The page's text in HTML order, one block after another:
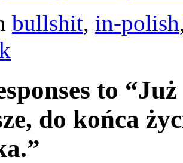
bullshit, in-polish
to
do końca